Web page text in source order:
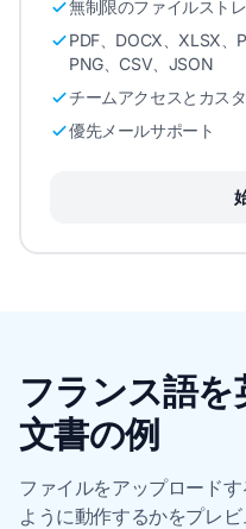
無制限のファイルスト
PDF、DOCX、XLSX、
PNG、CSV、JSON
チームアクセスとカス
優先メールサポート
フランス語を
文書の例
ファイルをアップロード
ように動作するかをプレ